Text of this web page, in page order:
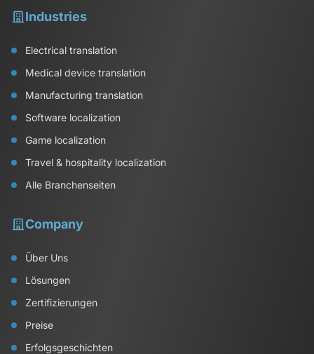
Industries
Electrical translation
Medical device translation
Manufacturing translation
Software localization
Game localization
Travel & hospitality localization
Alle Branchenseiten
Company
Über Uns
Lösungen
Zertifizierungen
Preise
Erfolgsgeschichten